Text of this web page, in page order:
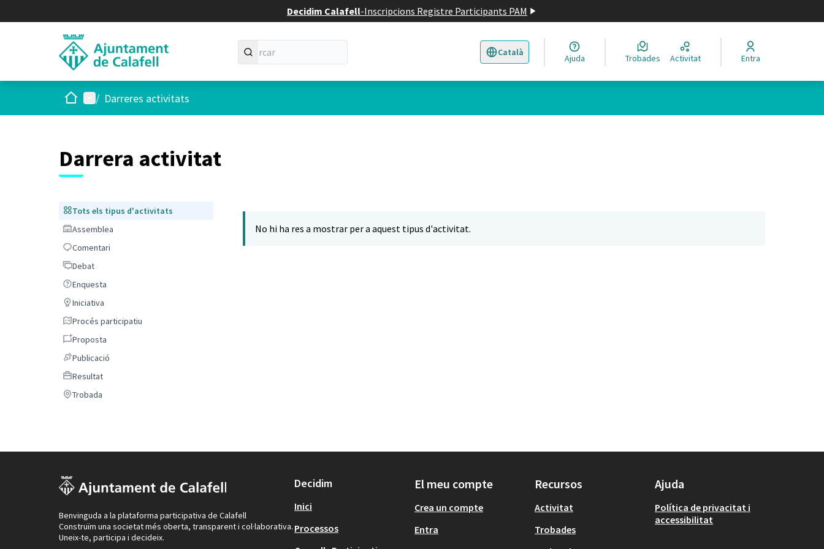
Decidim Calafell-Inscripcions Registre Participants PAM
Català
Triar la llengua Elegir el idioma
Ajuda Trobades Activitat Entra
Inici Menú principal
/ Darreres activitats
Darrera activitat
Tots els tipus d'activitats
Tots els tipus d'activitats
Assemblea
Assemblea
Comentari
Comentari
DebatDebat
Enquesta
Enquesta
Iniciativa
Iniciativa
Procés participatiu
Procés participatiu
Proposta
Proposta
Publicació
Publicació
Resultat
Resultat
Trobada
Trobada
No hi ha res a mostrar per a aquest tipus d'activitat.
Benvinguda a la plataforma participativa de Calafell
Construïm una societat més oberta, transparent i col·laborativa.
Uneix-te, participa i decideix.
Decidim
Inici
Processos
El meu compte
Crea un compte
Entra
Recursos
Activitat
Trobades
Ajuda
Política de privacitat i
accessibilitat